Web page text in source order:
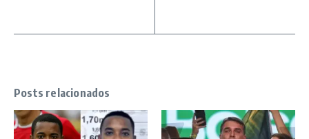
Posts relacionados